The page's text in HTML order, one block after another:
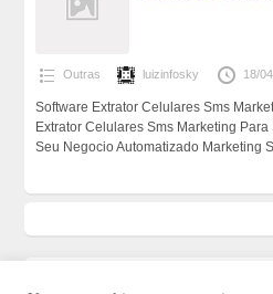
Outras luizinfosky 18/
Software Extrator Celulares Sms
Extrator Celulares Sms Marketing
Seu Negocio Automatizado Marketing